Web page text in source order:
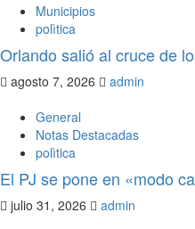
Municipios
polìtica
Orlando salió al cruce de
agosto 7, 2026
admin
General
Notas Destacadas
polìtica
El PJ se pone en «modo
julio 31, 2026
admin